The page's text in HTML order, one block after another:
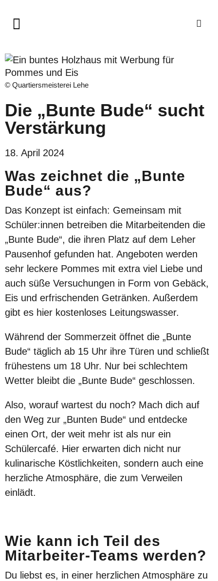
© Quartiersmeisterei Lehe
Die „Bunte Bude“ sucht
Verstärkung
18. April 2024
Was zeichnet die „Bunte
Bude“ aus?
Das Konzept ist einfach: Gemeinsam mit
Schüler:innen betreiben die Mitarbeitenden die
„Bunte Bude“, die ihren Platz auf dem Leher
Pausenhof gefunden hat. Angeboten werden
sehr leckere Pommes mit extra viel Liebe und
auch süße Versuchungen in Form von Gebäck,
Eis und erfrischenden Getränken. Außerdem
gibt es hier kostenloses Leitungswasser.
Während der Sommerzeit öffnet die „Bunte
Bude“ täglich ab 15 Uhr ihre Türen und schließt
frühestens um 18 Uhr. Nur bei schlechtem
Wetter bleibt die „Bunte Bude“ geschlossen.
Also, worauf wartest du noch? Mach dich auf
den Weg zur „Bunten Bude“ und entdecke
einen Ort, der weit mehr ist als nur ein
Schülercafé. Hier erwarten dich nicht nur
kulinarische Köstlichkeiten, sondern auch eine
herzliche Atmosphäre, die zum Verweilen
einlädt.
Wie kann ich Teil des
Mitarbeiter-Teams werden?
Du liebst es, in einer herzlichen Atmosphäre zu